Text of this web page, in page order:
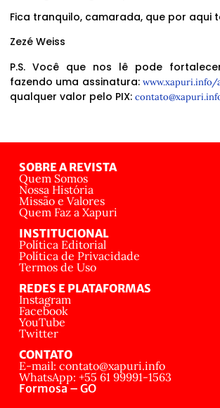
Fica tranquilo, camarada, que por aqui
Zezé Weiss
P.S. Você que nos lê pode
fazendo uma assinatura:www.xapuri.info/
qualquer valor pelo PIX:
SOBRE A REVISTA
Quem Somos
Nossa História
Missão e Valores
Quem Faz a Xapuri
INSTITUCIONAL
Política Editorial
Política de Privacidade
Termos de Uso
REDES E PLATAFORMAS
Instagram
Facebook
YouTube
Twitter
CONTATO
E-mail: contato@xapuri.info
WhatsApp: +55 61 99991-1563
Formosa – GO